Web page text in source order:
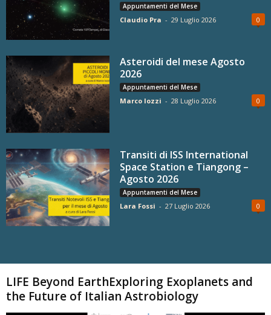
Appuntamenti del Mese
Claudio Pra - 29 Luglio 2026 0
Asteroidi del mese Agosto
2026
Appuntamenti del Mese
Marco Iozzi - 28 Luglio 2026 0
Transiti di ISS International
Space Station e Tiangong –
Agosto 2026
Appuntamenti del Mese
Lara Fossi - 27 Luglio 2026 0
LIFE Beyond EarthExploring Exoplanets and
the Future of Italian Astrobiology